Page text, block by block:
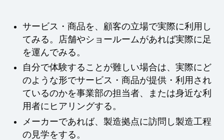
サービス・商品を、顧客の立場で実際に利用し
てみる。店舗やショールームがあれば実際に足
を運んでみる。
自分で体験することが難しい場合は、実際にど
のような形でサービス・商品が提供・利用され
ているのかを事業部の担当者、または身近な利
用者にヒアリングする。
メーカーであれば、製造拠点に訪問し製造工程
の見学をする。